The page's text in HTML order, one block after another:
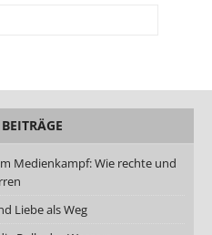
Medienkampf: Wie rechte und
Liebe als Weg